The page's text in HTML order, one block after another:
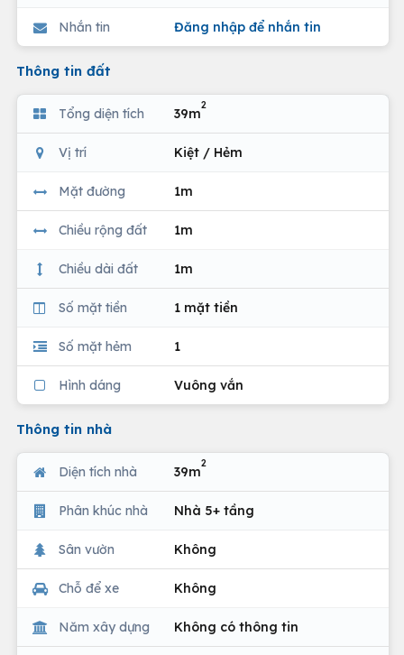
Nhắn tin Đăng nhập để nhắn tin
Thông tin đất
Tổng diện tích 39m
2
Vị trí Kiệt / Hẻm
Mặt đường 1m
Chiều rộng đất 1m
Chiều dài đất 1m
Số mặt tiền 1 mặt tiền
Số mặt hẻm 1
Hình dáng Vuông vắn
Thông tin nhà
Diện tích nhà 39m
2
Phân khúc nhà Nhà 5+ tầng
Sân vườn Không
Chỗ để xe Không
Năm xây dựng Không có thông tin